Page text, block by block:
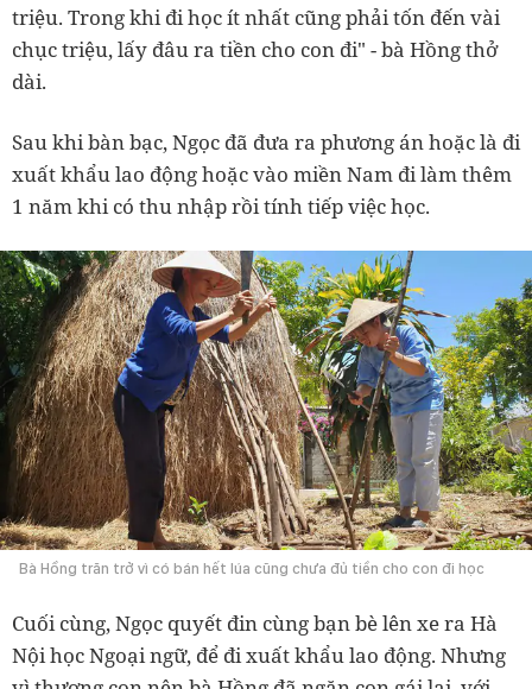
triệu. Trong khi đi học ít nhất cũng phải tốn đến vài
chục triệu, lấy đâu ra tiền cho con đi" - bà Hồng thở
dài.
Sau khi bàn bạc, Ngọc đã đưa ra phương án hoặc là đi
xuất khẩu lao động hoặc vào miền Nam đi làm thêm
1 năm khi có thu nhập rồi tính tiếp việc học.
Bà Hồng trăn trở vì có bán hết lúa cũng chưa đủ tiền cho con đi học
Cuối cùng, Ngọc quyết đin cùng bạn bè lên xe ra Hà
Nội học Ngoại ngữ, để đi xuất khẩu lao động. Nhưng